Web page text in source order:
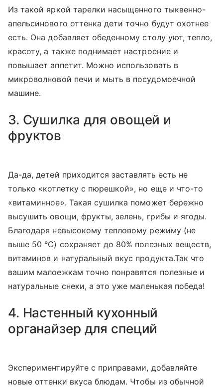
Из такой яркой тарелки насыщенного тыквенно-
апельсинового оттенка дети точно будут охотнее
есть. Она добавляет обеденному столу уют, тепло,
красоту, а также поднимает настроение и
повышает аппетит. Можно использовать в
микроволновой печи и мыть в посудомоечной
машине.
3. Сушилка для овощей и
фруктов
Да-да, детей приходится заставлять есть не
только «котлетку с пюрешкой», но еще и что-то
«витаминное». Такая сушилка поможет бережно
высушить овощи, фрукты, зелень, грибы и ягоды.
Благодаря невысокому тепловому режиму (не
выше 50 °C) сохраняет до 80% полезных веществ,
витаминов и натуральный вкус продукта.Так что
вашим малоежкам точно понравятся полезные и
натуральные снеки, а это уже маленькая победа!
4. Настенный кухонный
органайзер для специй
Экспериментируйте с приправами, добавляйте
новые оттенки вкуса блюдам. Чтобы из обычной